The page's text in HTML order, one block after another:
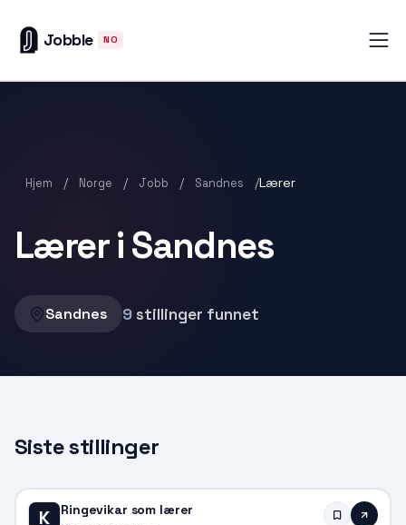
Jobble NO
Hjem / Norge / Jobb / Sandnes /Lærer
Lærer i Sandnes
Sandnes 9stillinger funnet
Siste stillinger
K Ringevikar som lærer